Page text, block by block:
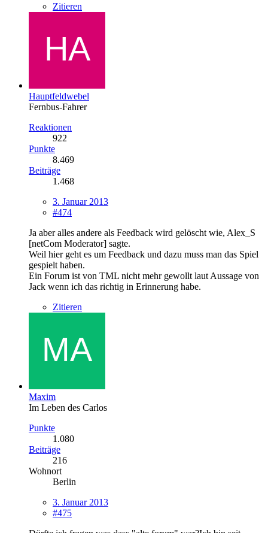
Zitieren
Hauptfeldwebel
Fernbus-Fahrer
Reaktionen
922
Punkte
8.469
Beiträge
1.468
3. Januar 2013
#474
Ja aber alles andere als Feedback wird gelöscht wie, Alex_S
[netCom Moderator] sagte.
Weil hier geht es um Feedback und dazu muss man das Spiel
gespielt haben.
Ein Forum ist von TML nicht mehr gewollt laut Aussage von
Jack wenn ich das richtig in Erinnerung habe.
Zitieren
Maxim
Im Leben des Carlos
Punkte
1.080
Beiträge
216
Wohnort
Berlin
3. Januar 2013
#475